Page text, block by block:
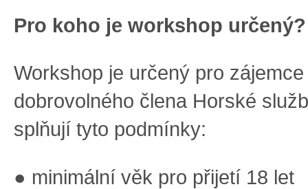
Pro koho je workshop určený?
Workshop je určený pro
dobrovolného člena Horské
splňují tyto podmínky:
● minimální věk pro přijetí 18 let